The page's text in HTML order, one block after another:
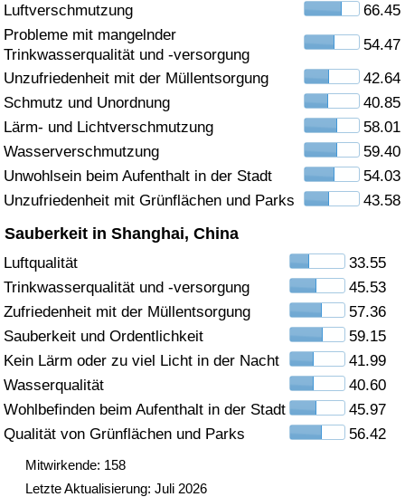
Luftverschmutzung
66.45
Probleme mit mangelnder
Trinkwasserqualität und -versorgung
54.47
Unzufriedenheit mit der Müllentsorgung
42.64
Schmutz und Unordnung
40.85
Lärm- und Lichtverschmutzung
58.01
Wasserverschmutzung
59.40
Unwohlsein beim Aufenthalt in der Stadt
54.03
Unzufriedenheit mit Grünflächen und Parks
43.58
Sauberkeit in Shanghai, China
Luftqualität
33.55
Trinkwasserqualität und -versorgung
45.53
Zufriedenheit mit der Müllentsorgung
57.36
Sauberkeit und Ordentlichkeit
59.15
Kein Lärm oder zu viel Licht in der Nacht
41.99
Wasserqualität
40.60
Wohlbefinden beim Aufenthalt in der Stadt
45.97
Qualität von Grünflächen und Parks
56.42
Mitwirkende: 158
Letzte Aktualisierung: Juli 2026
Kriminalitäts-Index
Kriminalitätsindex nach Land
Gesundheitsversorgung
Gesundheitsversorgungs-Index (aktuell)
Gesundheitsversorgungs-Index nach Land
Umweltverschmutzung
Umweltverschmutzungs-Index (aktuell)
Verschmutzungsindex
Verkehr